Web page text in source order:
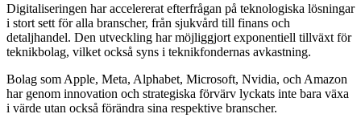
Digitaliseringen har accelererat efterfrågan på teknologiska lösningar
i stort sett för alla branscher, från sjukvård till finans och
detaljhandel. Den utveckling har möjliggjort exponentiell tillväxt för
teknikbolag, vilket också syns i teknikfondernas avkastning.
Bolag som Apple, Meta, Alphabet, Microsoft, Nvidia, och Amazon
har genom innovation och strategiska förvärv lyckats inte bara växa
i värde utan också förändra sina respektive branscher.